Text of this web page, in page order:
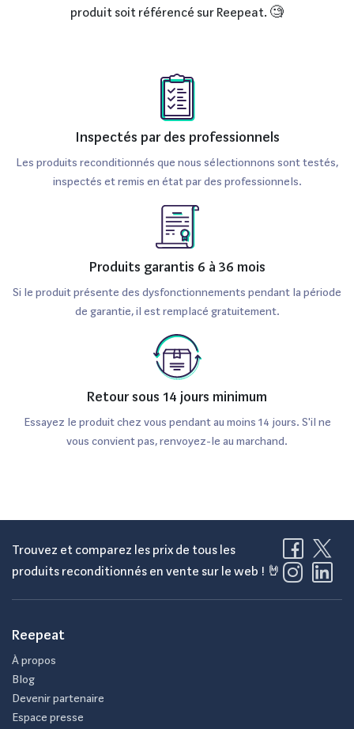
produit soit référencé sur Reepeat. 🧐
Inspectés par des professionnels
Les produits reconditionnés que nous sélectionnons sont testés,
inspectés et remis en état par des professionnels.
Produits garantis 6 à 36 mois
Si le produit présente des dysfonctionnements pendant la période
de garantie, il est remplacé gratuitement.
Retour sous 14 jours minimum
Essayez le produit chez vous pendant au moins 14 jours. S'il ne
vous convient pas, renvoyez-le au marchand.
Trouvez et comparez les prix de tous les
produits reconditionnés en vente sur le web ! 🤘
Reepeat
À propos
Blog
Devenir partenaire
Espace presse